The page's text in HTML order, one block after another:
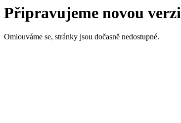
Připravujeme novou verzi
Omlouváme se, stránky jsou dočasně nedostupné.